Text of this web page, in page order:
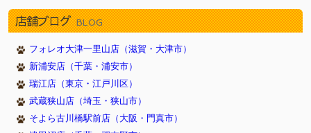
店舗ブログ BLOG
フォレオ大津一里山店（滋賀・大津市）
新浦安店（千葉・浦安市）
瑞江店（東京・江戸川区）
武蔵狭山店（埼玉・狭山市）
そよら古川橋駅前店（大阪・門真市）